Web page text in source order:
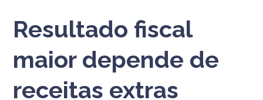
Resultado fiscal
maior depende de
receitas extras